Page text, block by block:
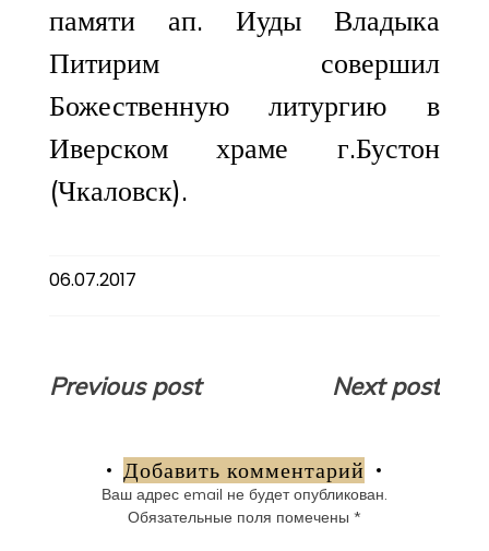
памяти ап. Иуды Владыка
Питирим совершил
Божественную литургию в
Иверском храме г.Бустон
(Чкаловск).
06.07.2017
Навигация
записям
Previous post Next post
Добавить комментарий
Ваш адрес email не будет опубликован.
Обязательные поля помечены *